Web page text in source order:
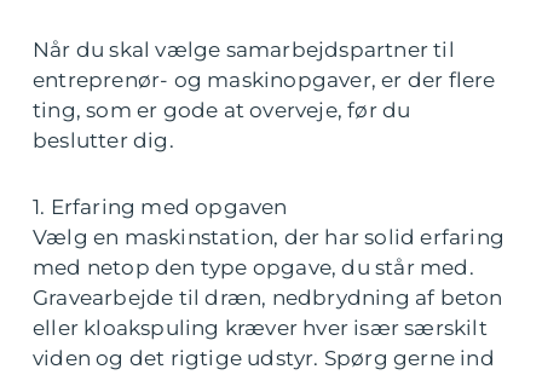
Når du skal vælge samarbejdspartner til
entreprenør- og maskinopgaver, er der flere
ting, som er gode at overveje, før du
beslutter dig.
1. Erfaring med opgaven
Vælg en maskinstation, der har solid erfaring
med netop den type opgave, du står med.
Gravearbejde til dræn, nedbrydning af beton
eller kloakspuling kræver hver især særskilt
viden og det rigtige udstyr. Spørg gerne ind